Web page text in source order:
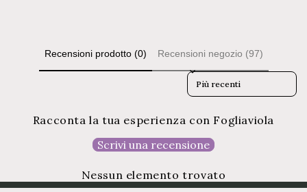
Recensioni prodotto (0) Recensioni negozio (97)
Sort reviews by
Racconta la tua esperienza con Fogliaviola
Scrivi una recensione
Nessun elemento trovato